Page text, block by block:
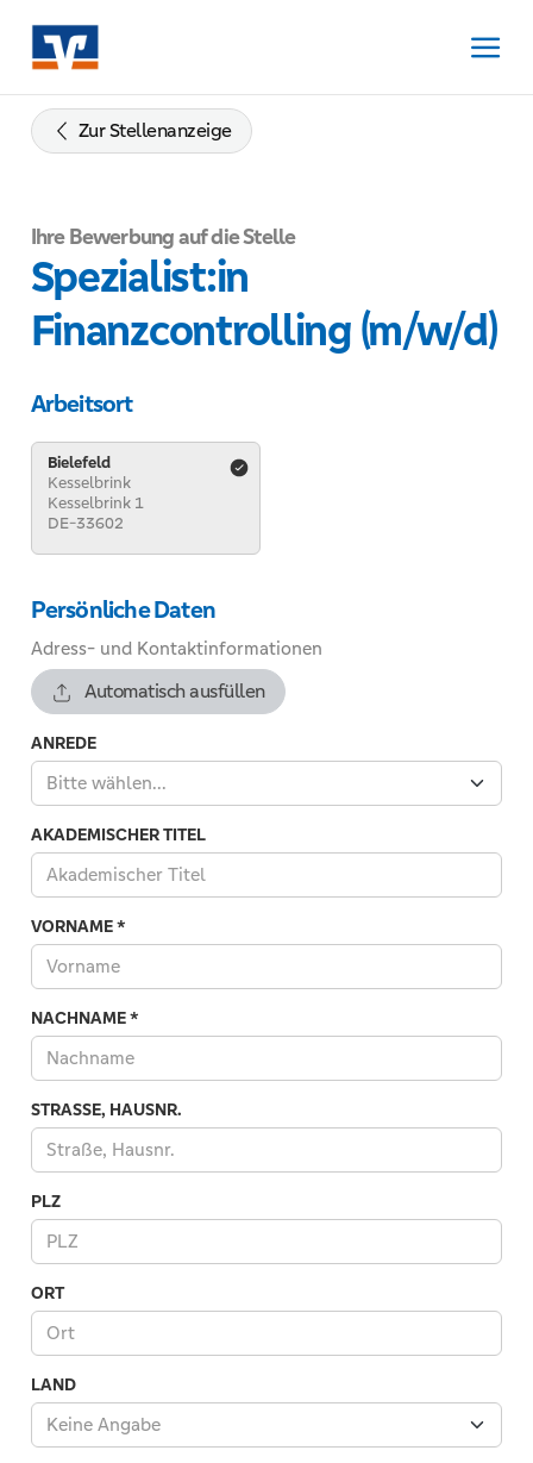
Inhalt
springen
Zur
Navigation
springen
springen
Zur Stellenanzeige
Ihre Bewerbung auf die Stelle
Spezialist:in
Finanzcontrolling (m/w/d)
Arbeitsort
Bielefeld
Kesselbrink
Kesselbrink 1
DE-33602
Persönliche Daten
Adress- und Kontaktinformationen
Automatisch ausfüllen
ANREDE
Bitte wählen...
AKADEMISCHER TITEL
VORNAME*
NACHNAME*
STRASSE, HAUSNR.
PLZ
ORT
LAND
Keine Angabe